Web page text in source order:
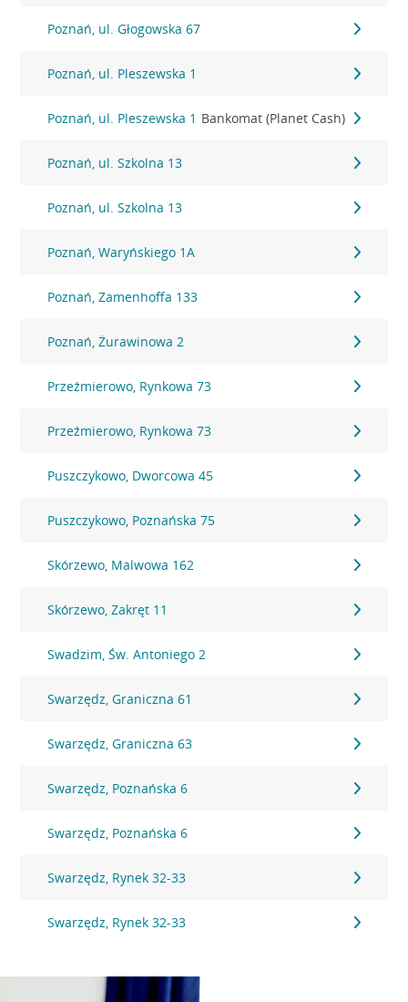
Poznań, ul. Głogowska 67
Poznań, ul. Pleszewska 1
Poznań, ul. Pleszewska 1 Bankomat (Planet Cash)
Poznań, ul. Szkolna 13
Poznań, ul. Szkolna 13
Poznań, Waryńskiego 1A
Poznań, Zamenhoffa 133
Poznań, Żurawinowa 2
Przeźmierowo, Rynkowa 73
Przeźmierowo, Rynkowa 73
Puszczykowo, Dworcowa 45
Puszczykowo, Poznańska 75
Skórzewo, Malwowa 162
Skórzewo, Zakręt 11
Swadzim, Św. Antoniego 2
Swarzędz, Graniczna 61
Swarzędz, Graniczna 63
Swarzędz, Poznańska 6
Swarzędz, Poznańska 6
Swarzędz, Rynek 32-33
Swarzędz, Rynek 32-33